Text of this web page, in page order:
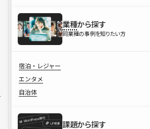
業種から探す
同業種の事例を知りたい方
宿泊・レジャー
エンタメ
自治体
課題から探す